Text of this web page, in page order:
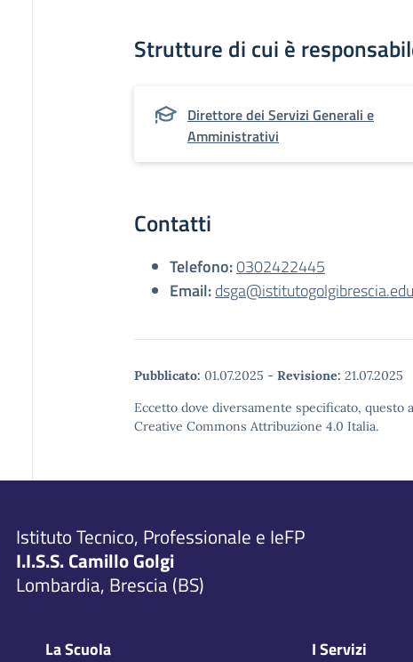
Strutture di cui è
Direttore dei Servizi Generali e
Amministrativi
Contatti
Telefono:0302422445
Email:
Pubblicato: 01.07.2025 - Revisione: 21.07.2025
Eccetto dove diversamente specificato, questo
Creative Commons Attribuzione 4.0 Italia.
Istituto Tecnico, Professionale e IeFP
I.I.S.S. Camillo Golgi
Lombardia, Brescia (BS)
La Scuola I Servizi